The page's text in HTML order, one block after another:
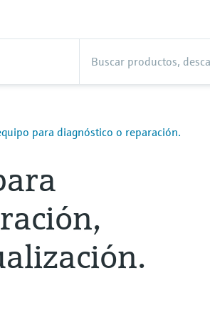
para diagnóstico o reparación.